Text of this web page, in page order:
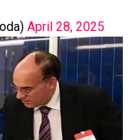
April 28, 2025